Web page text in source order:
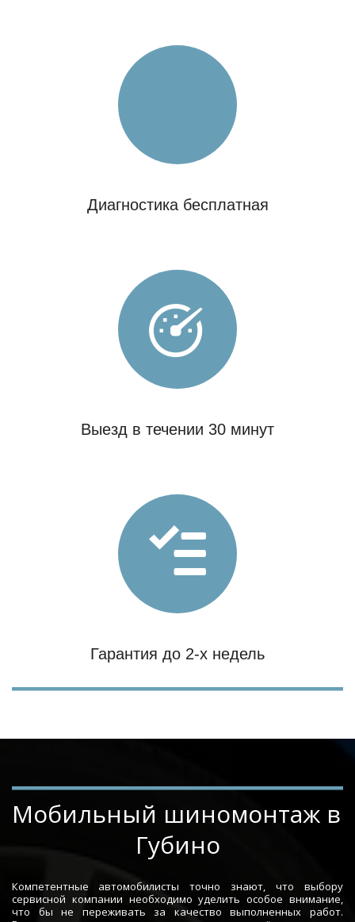
Диагностика бесплатная
Выезд в течении 30 минут
Гарантия до 2-х недель
Мобильный шиномонтаж в
Губино
Компетентные автомобилисты точно знают, что выбору
сервисной компании необходимо уделить особое внимание,
что бы не переживать за качество выполненных работ.